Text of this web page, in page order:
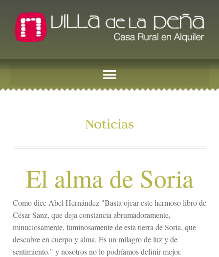
Noticias
El alma de Soria
Como dice Abel Hernández "Basta ojear este hermoso libro de
César Sanz, que deja constancia abrumadoramente,
minuciosamente, luminosamente de esta tierra de Soria, que
descubre en cuerpo y alma. Es un milagro de luz y de
sentimiento." y nosotros no lo podríamos definir mejor.